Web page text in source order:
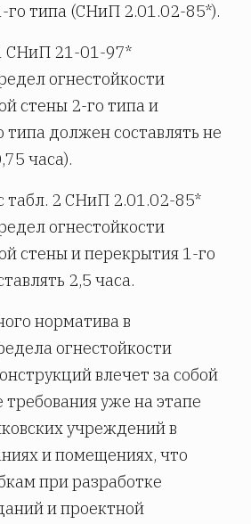
го типа (СНиП 2.01.02-85*).
СНиП 21-01-97*
огнестойкости
стены 2-го типа и
типа должен составлять не
часа).
табл. 2 СНиП 2.01.02-85*
огнестойкости
стены и перекрытия 1-го
2,5 часа.
норматива в
огнестойкости
влечет за собой
уже на этапе
учреждений в
и помещениях, что
при разработке
и проектной